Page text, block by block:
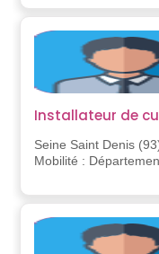
Installateur de
Seine Saint Denis
Mobilité :